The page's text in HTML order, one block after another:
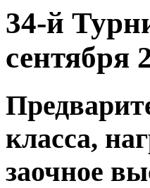
34-й
сентября
класса,
заочное